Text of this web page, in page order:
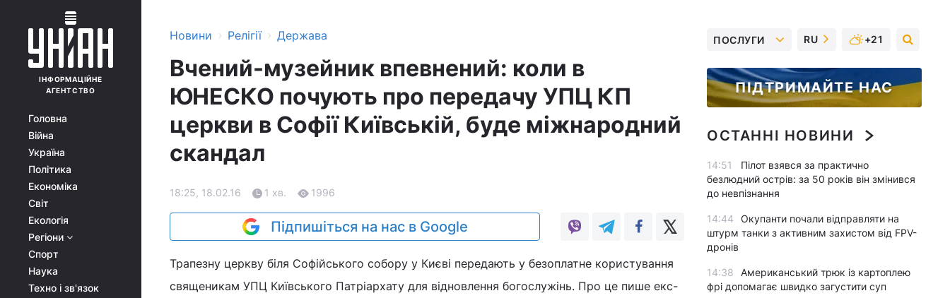
ІНФОРМАЦІЙНЕ
АГЕНТСТВО
Головна
Війна
Україна
Політика
Економіка
Світ
Екологія
Регіони
Спорт
Наука
Техно і зв'язок
Новини › Релігії › Держава
Вчений-музейник впевнений: коли в
ЮНЕСКО почують про передачу УПЦ КП
церкви в Софії Київській, буде міжнародний
скандал
18:25, 18.02.16 1 хв. 1996
Підпишіться на нас в Google
Трапезну церкву біля Софійського собору у Києві передають у безоплатне користування
священикам УПЦ Київського Патріархату для відновлення богослужінь. Про це пише екс-
ПОСЛУГИ RU +21
ПІДТРИМАЙТЕ НАС
ОСТАННІ НОВИНИ
14:51
Пілот взявся за практично
безлюдний острів: за 50 років він змінився
до невпізнання
14:44
Окупанти почали відправляти на
штурм танки з активним захистом від FPV-
дронів
14:38
Американський трюк із картоплею
фрі допомагає швидко загустити суп